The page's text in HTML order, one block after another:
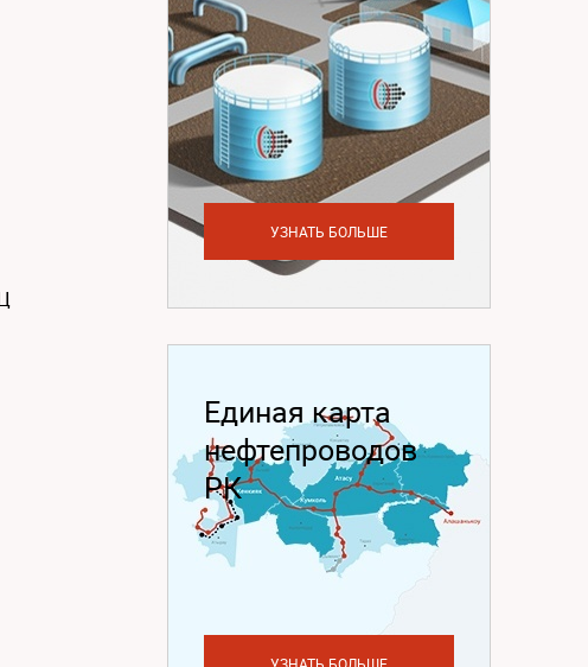
УЗНАТЬ БОЛЬШЕ
Единая карта
нефтепроводов
РК